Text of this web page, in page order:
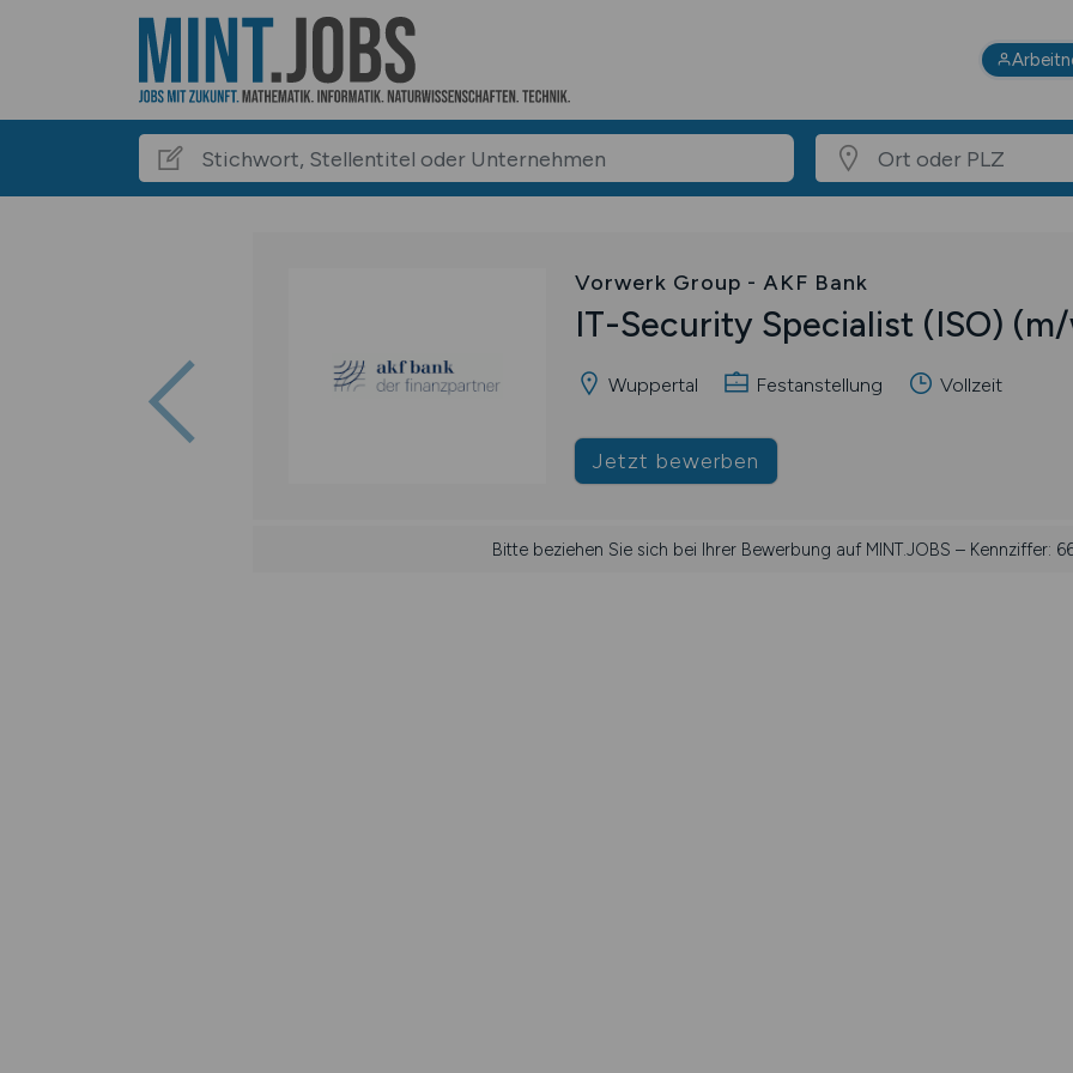
Vorwerk Group - AKF Bank
IT-Security Specialist (ISO)
Wuppertal Festanstellung Vollzeit
Jetzt bewerben
Bitte beziehen Sie sich bei Ihrer Bewerbung auf MINT.JOBS – Kennziffer: